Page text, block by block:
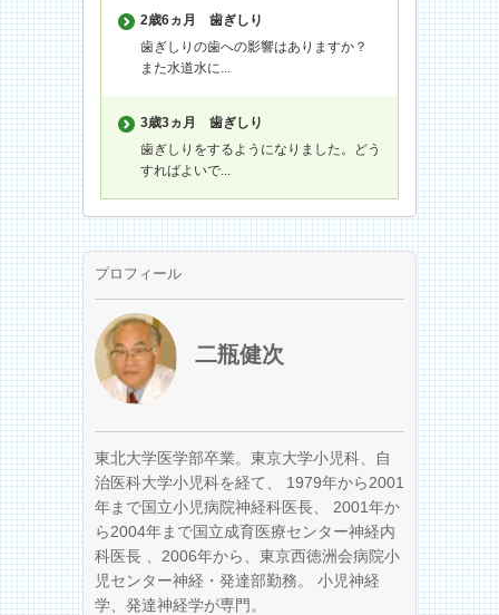
2歳6ヵ月
歯ぎしり
歯ぎしりの歯への影響はありますか？
また水道水に...
3歳3ヵ月
歯ぎしり
歯ぎしりをするようになりました。どう
すればよいで...
プロフィール
二瓶健次
東北大学医学部卒業。東京大学小児科、自
治医科大学小児科を経て、 1979年から2001
年まで国立小児病院神経科医長、 2001年か
ら2004年まで国立成育医療センター神経内
科医長 、2006年から、東京西徳洲会病院小
児センター神経・発達部勤務。 小児神経
学、発達神経学が専門。